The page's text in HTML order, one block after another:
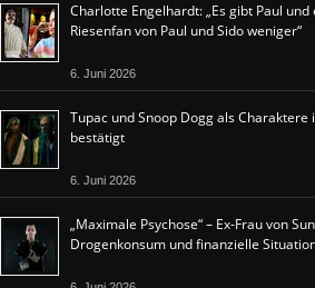
Charlotte Engelhardt: „Es gibt Paul
Riesenfan von Paul und Sido weniger“
6. Juni 2026
Tupac und Snoop Dogg als
bestätigt
6. Juni 2026
„Maximale Psychose“ – Ex-Frau von
Drogenkonsum und finanzielle